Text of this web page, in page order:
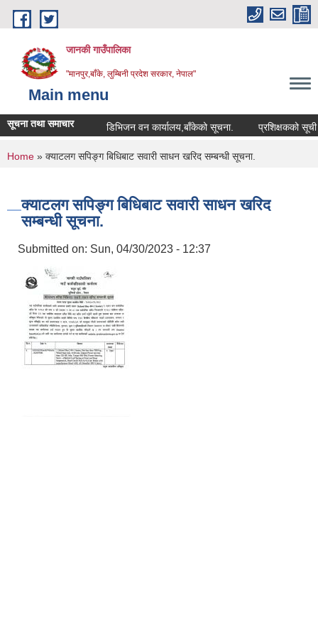
Skip to main content
जानकी गाउँपालिका
"मानपुर,बाँके, लुम्बिनी प्रदेश सरकार, नेपाल"
Main menu
सूचना तथा समाचार डिभिजन वन कार्यालय,बाँकेको सूचना. प्रशिक्षकको सूची दर्ता
You are here
Home » क्याटलग सपिङ्ग बिधिबाट सवारी साधन खरिद सम्बन्धी सूचना.
क्याटलग सपिङ्ग बिधिबाट सवारी साधन खरिद
सम्बन्धी सूचना.
Submitted on: Sun, 04/30/2023 - 12:37